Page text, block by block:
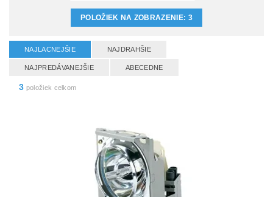
POLOŽIEK NA ZOBRAZENIE: 3
NAJLACNEJŠIE NAJDRAHŠIE
NAJPREDÁVANEJŠIE ABECEDNE
3 položiek celkom